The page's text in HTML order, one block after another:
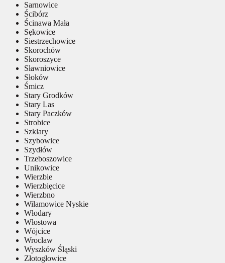
Sarnowice
Ścibórz
Ścinawa Mała
Sękowice
Siestrzechowice
Skorochów
Skoroszyce
Sławniowice
Słoków
Śmicz
Stary Grodków
Stary Las
Stary Paczków
Strobice
Szklary
Szybowice
Szydłów
Trzeboszowice
Unikowice
Wierzbie
Wierzbięcice
Wierzbno
Wilamowice Nyskie
Włodary
Włostowa
Wójcice
Wrocław
Wyszków Śląski
Złotogłowice